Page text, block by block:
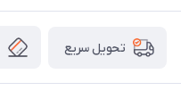
تحویل سریع